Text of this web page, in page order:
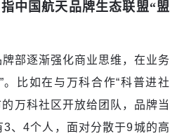
中国航天品牌生态联盟“盟
部逐渐强化商业思维，在业务
。比如在与万科合作“科普进社
万科社区开放给团队，品牌当
3、4个人，面对分散于9城的高